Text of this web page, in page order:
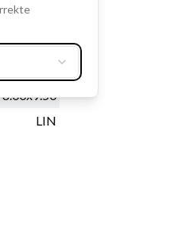
80.50
8.00x9.50
LIN